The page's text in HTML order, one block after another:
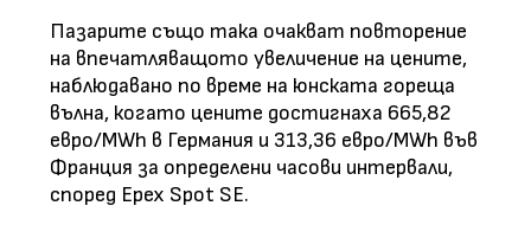
Пазарите също така очакват повторение
на впечатляващото увеличение на цените,
наблюдавано по време на юнската гореща
вълна, когато цените достигнаха 665,82
евро/MWh в Германия и 313,36 евро/MWh във
Франция за определени часови интервали,
според Epex Spot SE.